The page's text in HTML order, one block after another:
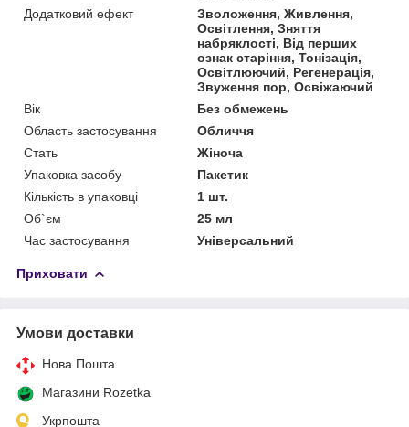
Додатковий ефект
Зволоження, Живлення,
Освітлення, Зняття
набряклості, Від перших
ознак старіння, Тонізація,
Освітлюючий, Регенерація,
Звуження пор, Освіжаючий
Вік
Без обмежень
Область застосування
Обличчя
Стать
Жіноча
Упаковка засобу
Пакетик
Кількість в упаковці
1 шт.
Об`єм
25 мл
Час застосування
Універсальний
Приховати
Умови доставки
Нова Пошта
Магазини Rozetka
Укрпошта